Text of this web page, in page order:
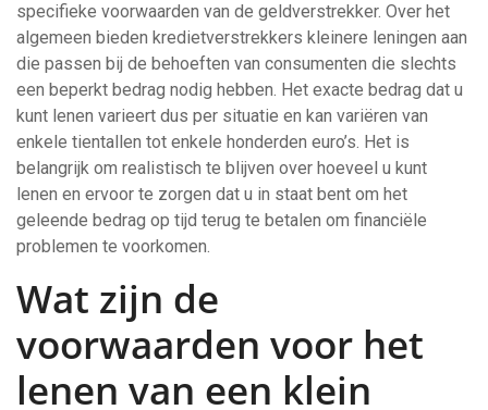
specifieke voorwaarden van de geldverstrekker. Over het
algemeen bieden kredietverstrekkers kleinere leningen aan
die passen bij de behoeften van consumenten die slechts
een beperkt bedrag nodig hebben. Het exacte bedrag dat u
kunt lenen varieert dus per situatie en kan variëren van
enkele tientallen tot enkele honderden euro’s. Het is
belangrijk om realistisch te blijven over hoeveel u kunt
lenen en ervoor te zorgen dat u in staat bent om het
geleende bedrag op tijd terug te betalen om financiële
problemen te voorkomen.
Wat zijn de
voorwaarden voor het
lenen van een klein